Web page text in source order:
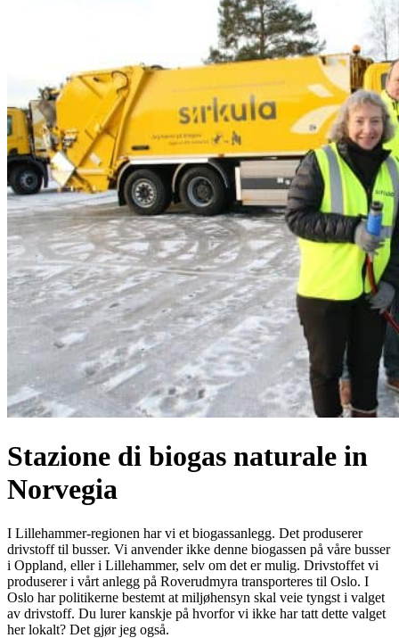
Stazione di biogas naturale in
Norvegia
I Lillehammer-regionen har vi et biogassanlegg. Det produserer
drivstoff til busser. Vi anvender ikke denne biogassen på våre busser
i Oppland, eller i Lillehammer, selv om det er mulig. Drivstoffet vi
produserer i vårt anlegg på Roverudmyra transporteres til Oslo. I
Oslo har politikerne bestemt at miljøhensyn skal veie tyngst i valget
av drivstoff. Du lurer kanskje på hvorfor vi ikke har tatt dette valget
her lokalt? Det gjør jeg også.